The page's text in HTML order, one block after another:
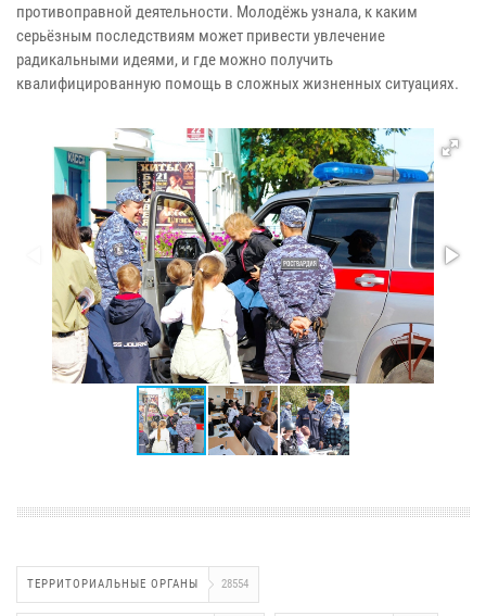
противоправной деятельности. Молодёжь узнала, к каким
серьёзным последствиям может привести увлечение
радикальными идеями, и где можно получить
квалифицированную помощь в сложных жизненных ситуациях.
ТЕРРИТОРИАЛЬНЫЕ ОРГАНЫ 28554